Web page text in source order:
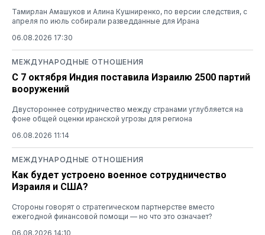
Тамирлан Амашуков и Алина Кушниренко, по версии следствия, с
апреля по июль собирали разведданные для Ирана
06.08.2026 17:30
МЕЖДУНАРОДНЫЕ ОТНОШЕНИЯ
С 7 октября Индия поставила Израилю 2500 партий
вооружений
Двустороннее сотрудничество между странами углубляется на
фоне общей оценки иранской угрозы для региона
06.08.2026 11:14
МЕЖДУНАРОДНЫЕ ОТНОШЕНИЯ
Как будет устроено военное сотрудничество
Израиля и США?
Стороны говорят о стратегическом партнерстве вместо
ежегодной финансовой помощи — но что это означает?
06.08.2026 14:10